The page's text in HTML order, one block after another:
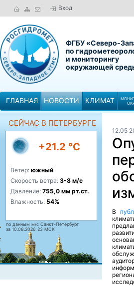
Вход
ФГБУ «Северо-
по
и мониторингу
окружающей
ГЛАВНАЯ НОВОСТИ КЛИМАТ
СЕЙЧАС В ПЕТЕРБУРГЕ
+21.2 °C
Ветер: южный
Скорость ветра: 3-8 м/с
Давление: 755,0 мм рт.ст.
Влажность: 54%
по данным м/с Санкт-Петербург
за 10.08.2026 23 МСК
12.05
В